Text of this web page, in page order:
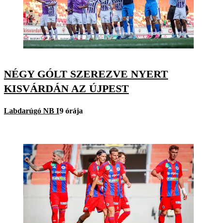
NÉGY GÓLT SZEREZVE NYERT
KISVÁRDÁN AZ ÚJPEST
Labdarúgó NB I9 órája